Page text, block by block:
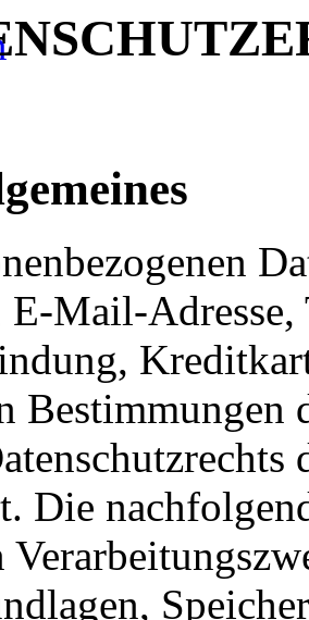
Mail-Adresse,
Bestimmungen
Die